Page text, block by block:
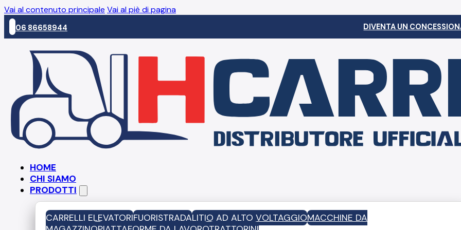
Vai al contenuto principale Vai al piè di pagina
06 86658944 DIVENTA UN
HOME
CHI SIAMO
PRODOTTI
CARRELLI ELEVATORIFUORISTRADALITIO AD ALTO VOLTAGGIOMACCHINE DA